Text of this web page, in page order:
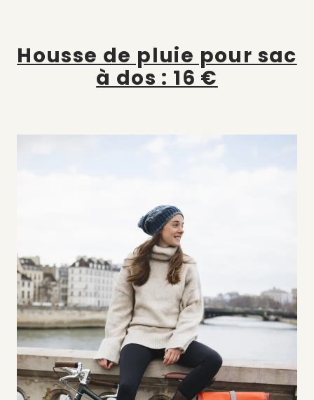
Housse de pluie pour sac
à dos : 16 €